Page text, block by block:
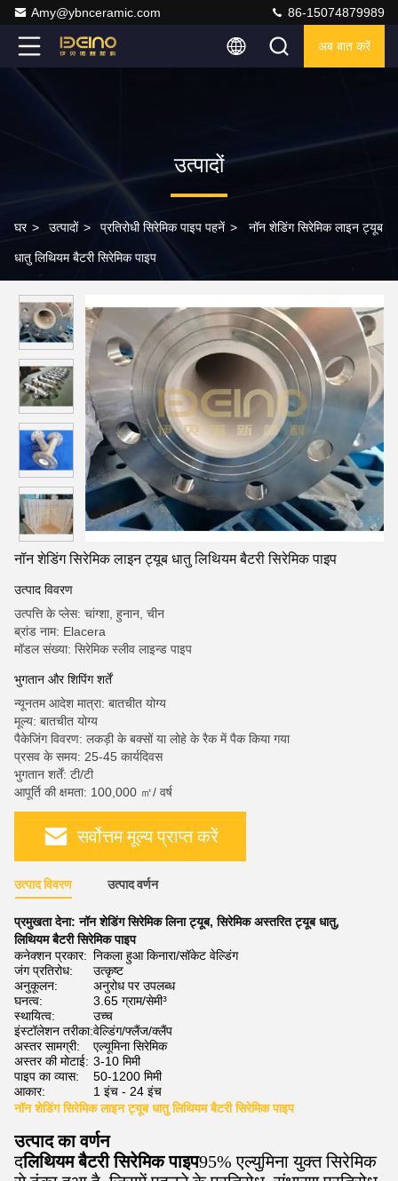
Amy@ybnceramic.com 86-15074879989
अब बात करें
उत्पादों
घर > उत्पादों > प्रतिरोधी सिरेमिक पाइप पहनें > नॉन शेडिंग सिरेमिक लाइन ट्यूब
धातु लिथियम बैटरी सिरेमिक पाइप
नॉन शेडिंग सिरेमिक लाइन ट्यूब धातु लिथियम बैटरी सिरेमिक पाइप
उत्पाद विवरण
उत्पत्ति के प्लेस: चांग्शा, हुनान, चीन
ब्रांड नाम: Elacera
मॉडल संख्या: सिरेमिक स्लीव लाइन्ड पाइप
भुगतान और शिपिंग शर्तें
न्यूनतम आदेश मात्रा: बातचीत योग्य
मूल्य: बातचीत योग्य
पैकेजिंग विवरण: लकड़ी के बक्सों या लोहे के रैक में पैक किया गया
प्रसव के समय: 25-45 कार्यदिवस
भुगतान शर्तें: टी/टी
आपूर्ति की क्षमता: 100,000 ㎡/ वर्ष
सर्वोत्तम मूल्य प्राप्त करें
उत्पाद विवरण उत्पाद वर्णन
प्रमुखता देना:नॉन शेडिंग सिरेमिक लिना ट्यूब,सिरेमिक अस्तरित ट्यूब धातु,
लिथियम बैटरी सिरेमिक पाइप
कनेक्शन प्रकार: निकला हुआ किनारा/सॉकेट वेल्डिंग
जंग प्रतिरोध:
उत्कृष्ट
अनुकूलन:
अनुरोध पर उपलब्ध
घनत्व:
3.65 ग्राम/सेमी³
स्थायित्व:
उच्च
इंस्टॉलेशन तरीका:वेल्डिंग/फ्लैंज/क्लैंप
अस्तर सामग्री:
एल्यूमिना सिरेमिक
अस्तर की मोटाई: 3-10 मिमी
पाइप का व्यास:
50-1200 मिमी
आकार:
1 इंच - 24 इंच
नॉन शेडिंग सिरेमिक लाइन ट्यूब धातु लिथियम बैटरी सिरेमिक पाइप
उत्पाद का वर्णन
दलिथियम बैटरी सिरेमिक पाइप95% एल्युमिना युक्त सिरेमिक